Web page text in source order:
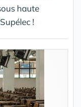
haute
!